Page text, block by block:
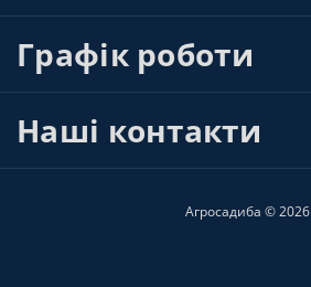
Графік роботи
Наші контакти
Агросадиба © 2026